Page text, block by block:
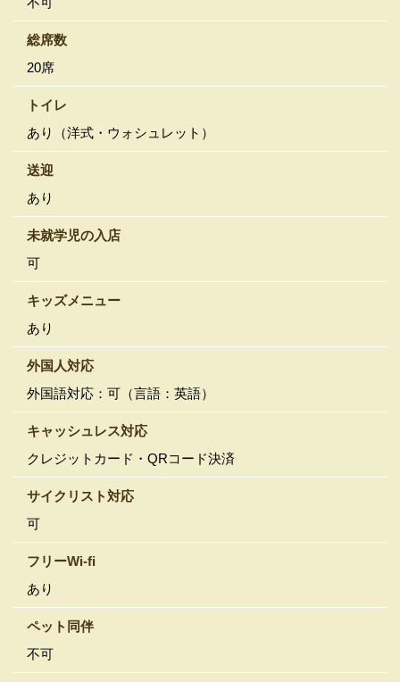
総席数
20席
トイレ
あり（洋式・ウォシュレット）
送迎
あり
未就学児の入店
可
キッズメニュー
あり
外国人対応
外国語対応：可（言語：英語）
キャッシュレス対応
クレジットカード・QRコード決済
サイクリスト対応
可
フリーWi-fi
あり
ペット同伴
不可